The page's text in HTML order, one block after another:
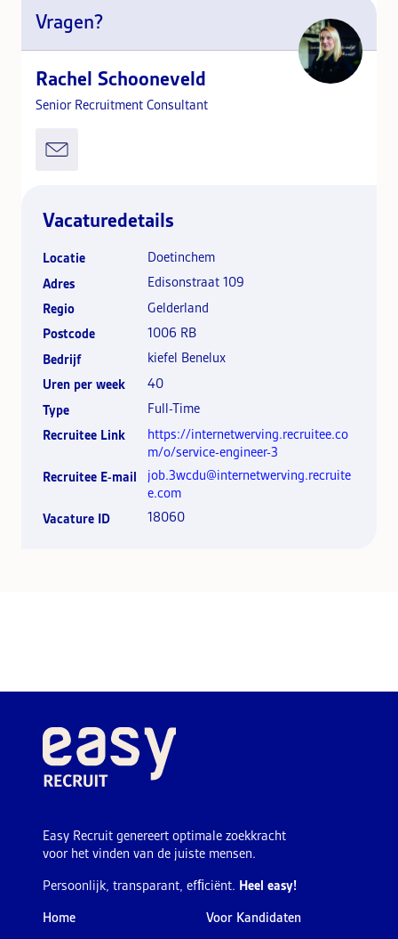
Vragen?
Rachel Schooneveld
Senior Recruitment Consultant
Vacaturedetails
Locatie
Doetinchem
Adres
Edisonstraat 109
Regio
Gelderland
Postcode
1006 RB
Bedrijf
kiefel Benelux
Uren per week
40
Type
Full-Time
Recruitee Link
https://internetwerving.recruitee.co
m/o/service-engineer-3
Recruitee E-mail
job.3wcdu@internetwerving.recruite
e.com
Vacature ID
18060
Easy Recruit genereert optimale zoekkracht
voor het vinden van de juiste mensen.
Persoonlijk, transparant, efﬁciënt. Heel easy!
Home
Voor Kandidaten